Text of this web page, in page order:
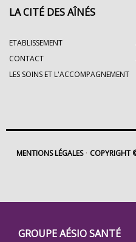
Groupe
GROUPE AÉSIO SANTÉ
LA CITÉ DES AÎNÉS
ETABLISSEMENT
CONTACT
LES SOINS ET L'ACCOMPAGNEMENT
MENTIONS LÉGALES COPYRIGHT